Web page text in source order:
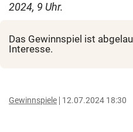
2024, 9 Uhr.
Das Gewinnspiel ist
Interesse.
Gewinnspiele 12.07.2024 18:30